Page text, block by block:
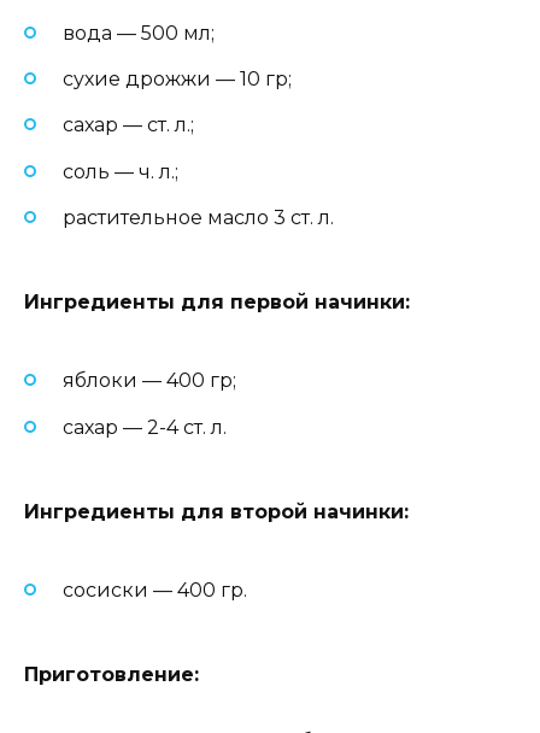
вода — 500 мл;
сухие дрожжи — 10 гр;
сахар — ст. л.;
соль — ч. л.;
растительное масло 3 ст. л.
Ингредиенты для первой начинки:
яблоки — 400 гр;
сахар — 2-4 ст. л.
Ингредиенты для второй начинки:
сосиски — 400 гр.
Приготовление: